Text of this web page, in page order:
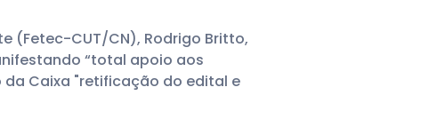
(Fetec-CUT/CN), Rodrigo Britto,
“total apoio aos
Caixa "retificação do edital e